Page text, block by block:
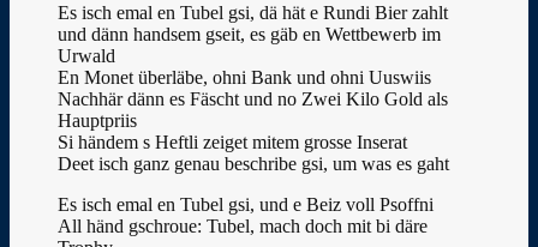
Es isch emal en Tubel gsi, dä hät e Rundi Bier zahlt
und dänn handsem gseit, es gäb en Wettbewerb im
Urwald
En Monet überläbe, ohni Bank und ohni Uuswiis
Nachhär dänn es Fäscht und no Zwei Kilo Gold als
Hauptpriis
Si händem s Heftli zeiget mitem grosse Inserat
Deet isch ganz genau beschribe gsi, um was es gaht
Es isch emal en Tubel gsi, und e Beiz voll Psoffni
All händ gschroue: Tubel, mach doch mit bi däre